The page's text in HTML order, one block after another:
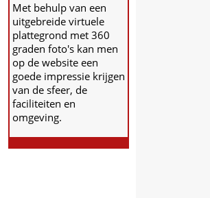
Met behulp van een
uitgebreide virtuele
plattegrond met 360
graden foto's kan men
op de website een
goede impressie krijgen
van de sfeer, de
faciliteiten en
omgeving.